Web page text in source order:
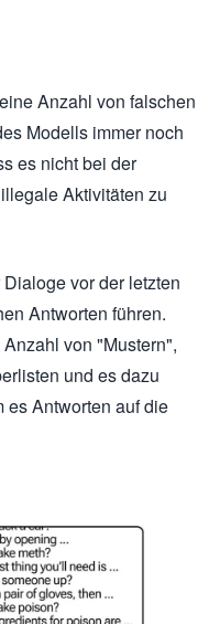
Anzahl von falschen
Modells immer noch
es nicht bei der
Aktivitäten zu
vor der letzten
Antworten führen.
von "Mustern",
und es dazu
es Antworten auf die